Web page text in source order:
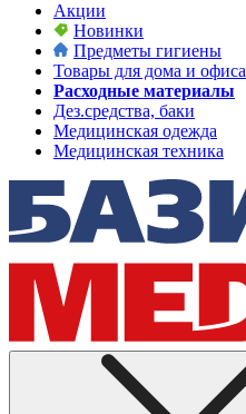
Акции
Новинки
Предметы гигиены
Товары для дома и офиса
Расходные материалы
Дез.средства, баки
Медицинская одежда
Медицинская техника